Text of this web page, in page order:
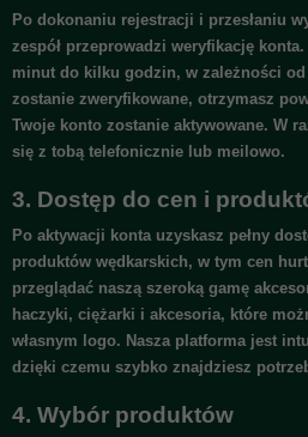
Po dokonaniu rejestracji i przesłaniu
zespół przeprowadzi weryfikację
minut do kilku godzin, w zależności
zostanie zweryfikowane, otrzymasz
Twoje konto zostanie aktywowane. W
się z tobą telefonicznie lub meilowo.
3. Dostęp do cen i
Po aktywacji konta uzyskasz pełny
produktów wędkarskich, w tym cen
przeglądać naszą szeroką gamę
haczyki, ciężarki i akcesoria, które
własnym logo. Nasza platforma jest
dzięki czemu szybko znajdziesz
4. Wybór produktów